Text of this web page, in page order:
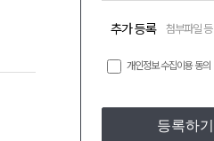
추가 등록 첨부파일 등
개인정보 수집이용 동의
등록하기